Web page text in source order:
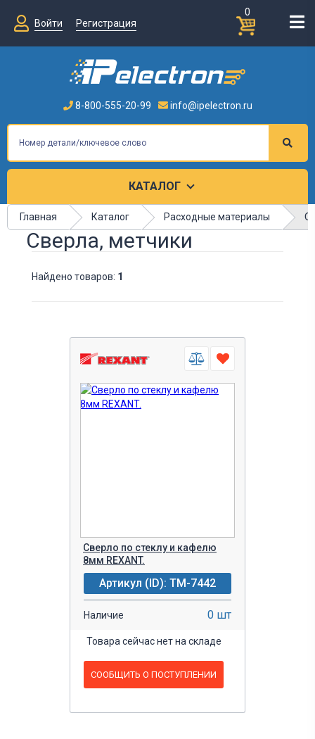
0
Войти
Регистрация
8-800-555-20-99 info@ipelectron.ru
КАТАЛОГ
Главная Каталог Расходные материалы
Сверла, метчики
Найдено товаров: 1
Сверло по стеклу и кафелю
8мм REXANT.
Артикул (ID): TM-7442
Наличие 0 шт
Товара сейчас нет на складе
СООБЩИТЬ О ПОСТУПЛЕНИИ